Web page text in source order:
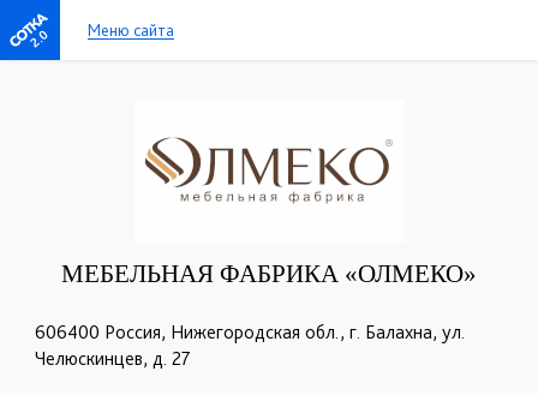
2.0 Меню сайта
МЕБЕЛЬНАЯ ФАБРИКА «ОЛМЕКО»
606400 Россия, Нижегородская обл., г. Балахна, ул.
Челюскинцев, д. 27